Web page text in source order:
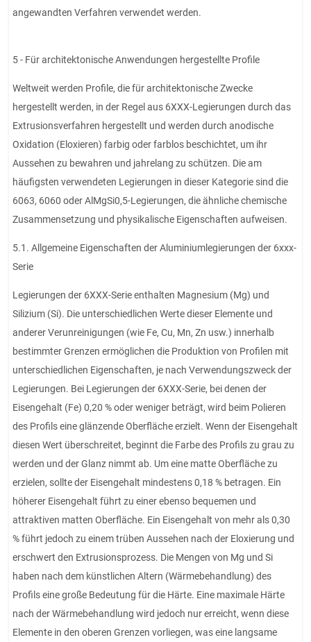
angewandten Verfahren verwendet werden.
5 - Für architektonische Anwendungen hergestellte Profile
Weltweit werden Profile, die für architektonische Zwecke
hergestellt werden, in der Regel aus 6XXX-Legierungen durch das
Extrusionsverfahren hergestellt und werden durch anodische
Oxidation (Eloxieren) farbig oder farblos beschichtet, um ihr
Aussehen zu bewahren und jahrelang zu schützen. Die am
häufigsten verwendeten Legierungen in dieser Kategorie sind die
6063, 6060 oder AlMgSi0,5-Legierungen, die ähnliche chemische
Zusammensetzung und physikalische Eigenschaften aufweisen.
5.1. Allgemeine Eigenschaften der Aluminiumlegierungen der 6xxx-
Serie
Legierungen der 6XXX-Serie enthalten Magnesium (Mg) und
Silizium (Si). Die unterschiedlichen Werte dieser Elemente und
anderer Verunreinigungen (wie Fe, Cu, Mn, Zn usw.) innerhalb
bestimmter Grenzen ermöglichen die Produktion von Profilen mit
unterschiedlichen Eigenschaften, je nach Verwendungszweck der
Legierungen. Bei Legierungen der 6XXX-Serie, bei denen der
Eisengehalt (Fe) 0,20 % oder weniger beträgt, wird beim Polieren
des Profils eine glänzende Oberfläche erzielt. Wenn der Eisengehalt
diesen Wert überschreitet, beginnt die Farbe des Profils zu grau zu
werden und der Glanz nimmt ab. Um eine matte Oberfläche zu
erzielen, sollte der Eisengehalt mindestens 0,18 % betragen. Ein
höherer Eisengehalt führt zu einer ebenso bequemen und
attraktiven matten Oberfläche. Ein Eisengehalt von mehr als 0,30
% führt jedoch zu einem trüben Aussehen nach der Eloxierung und
erschwert den Extrusionsprozess. Die Mengen von Mg und Si
haben nach dem künstlichen Altern (Wärmebehandlung) des
Profils eine große Bedeutung für die Härte. Eine maximale Härte
nach der Wärmebehandlung wird jedoch nur erreicht, wenn diese
Elemente in den oberen Grenzen vorliegen, was eine langsame